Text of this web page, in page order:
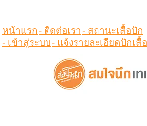
หน้าแรก- ติดต่อเรา- สถานะเสื้อปัก
- เข้าสู่ระบบ- แจ้งรายละเอียดปักเสื้อ